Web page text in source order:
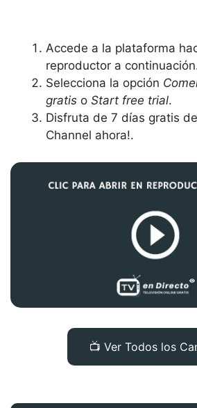
Accede a la plataforma
reproductor a
Selecciona la opción
gratis o Start free trial.
Disfruta de 7 días gratis
Channel ahora!.
📺 Ver Todos los